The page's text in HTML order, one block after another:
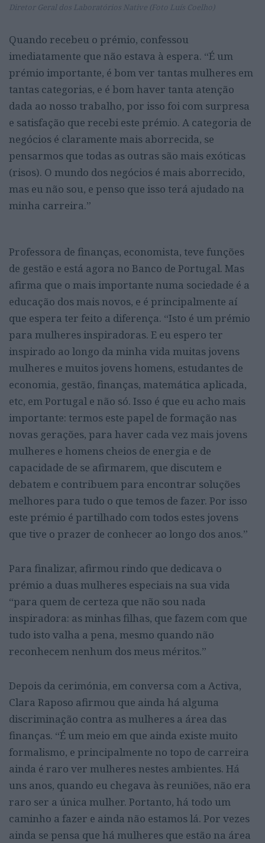
Diretor Geral dos Laboratórios Native (Foto Luís Coelho)
Quando recebeu o prémio, confessou
imediatamente que não estava à espera. “É um
prémio importante, é bom ver tantas mulheres em
tantas categorias, e é bom haver tanta atenção
dada ao nosso trabalho, por isso foi com surpresa
e satisfação que recebi este prémio. A categoria de
negócios é claramente mais aborrecida, se
pensarmos que todas as outras são mais exóticas
(risos). O mundo dos negócios é mais aborrecido,
mas eu não sou, e penso que isso terá ajudado na
minha carreira.”
Professora de finanças, economista, teve funções
de gestão e está agora no Banco de Portugal. Mas
afirma que o mais importante numa sociedade é a
educação dos mais novos, e é principalmente aí
que espera ter feito a diferença. “Isto é um prémio
para mulheres inspiradoras. E eu espero ter
inspirado ao longo da minha vida muitas jovens
mulheres e muitos jovens homens, estudantes de
economia, gestão, finanças, matemática aplicada,
etc, em Portugal e não só. Isso é que eu acho mais
importante: termos este papel de formação nas
novas gerações, para haver cada vez mais jovens
mulheres e homens cheios de energia e de
capacidade de se afirmarem, que discutem e
debatem e contribuem para encontrar soluções
melhores para tudo o que temos de fazer. Por isso
este prémio é partilhado com todos estes jovens
que tive o prazer de conhecer ao longo dos anos.”
Para finalizar, afirmou rindo que dedicava o
prémio a duas mulheres especiais na sua vida
“para quem de certeza que não sou nada
inspiradora: as minhas filhas, que fazem com que
tudo isto valha a pena, mesmo quando não
reconhecem nenhum dos meus méritos.”
Depois da cerimónia, em conversa com a Activa,
Clara Raposo afirmou que ainda há alguma
discriminação contra as mulheres a área das
finanças. “É um meio em que ainda existe muito
formalismo, e principalmente no topo de carreira
ainda é raro ver mulheres nestes ambientes. Há
uns anos, quando eu chegava às reuniões, não era
raro ser a única mulher. Portanto, há todo um
caminho a fazer e ainda não estamos lá. Por vezes
ainda se pensa que há mulheres que estão na área